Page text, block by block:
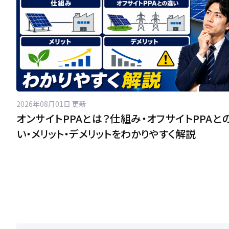
2026年08月01日 更新
オンサイトPPAとは？仕組み・オフサイトPPAと
い・メリット・デメリットをわかりやすく解説